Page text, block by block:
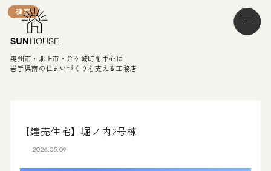
奥州市・北上市・金ケ崎町を中心に
岩手県南の住まいづくりを支える工務店
【建売住宅】堀ノ内2号棟
2026.05.09
建売